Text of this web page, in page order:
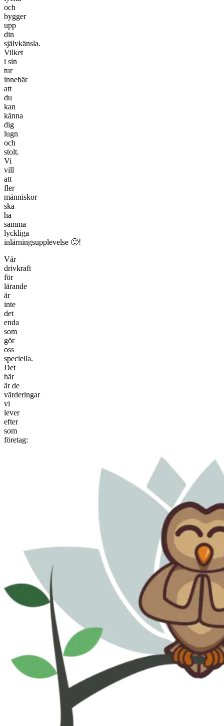
och
bygger
upp
din
självkänsla.
Vilket
i sin
tur
innebär
att
du
kan
känna
dig
lugn
och
stolt.
Vi
vill
att
fler
människor
ska
ha
samma
lyckliga
inlärningsupplevelse 🙂!
Vår
drivkraft
för
lärande
är
inte
det
enda
som
gör
oss
speciella.
Det
här
är de
värderingar
vi
lever
efter
som
företag: